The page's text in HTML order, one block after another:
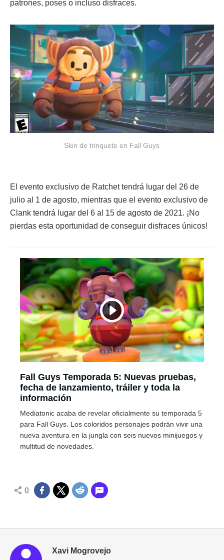
patrones, poses o incluso disfraces.
Skin de trinquete en Fall Guys
El evento exclusivo de Ratchet tendrá lugar del 26 de
julio al 1 de agosto, mientras que el evento exclusivo de
Clank tendrá lugar del 6 al 15 de agosto de 2021. ¡No
pierdas esta oportunidad de conseguir disfraces únicos!
Fall Guys Temporada 5: Nuevas pruebas,
fecha de lanzamiento, tráiler y toda la
información
Mediatonic acaba de revelar oficialmente su temporada 5
para Fall Guys. Los coloridos personajes podrán vivir una
nueva aventura en la jungla con seis nuevos minijuegos y
multitud de novedades.
0
Xavi Mogrovejo